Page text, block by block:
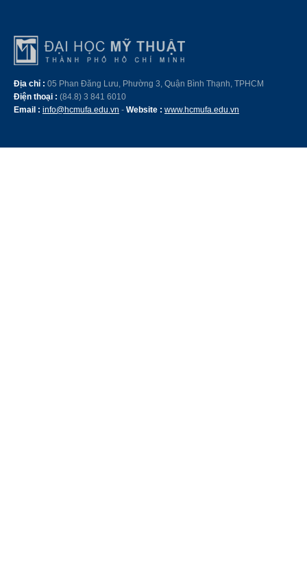
Địa chỉ : 05 Phan Đăng Lưu, Phường 3, Quận Bình Thạnh, TPHCM
Điện thoại : (84.8) 3 841 6010
Email : info@hcmufa.edu.vn - Website : www.hcmufa.edu.vn